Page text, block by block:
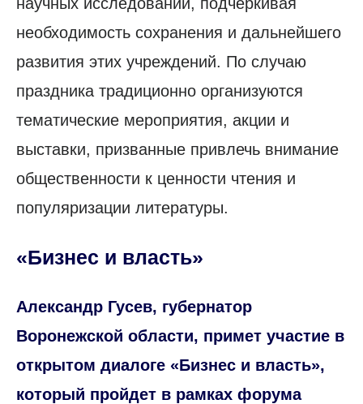
необходимость сохранения и дальнейшего
развития этих учреждений. По случаю
праздника традиционно организуются
тематические мероприятия, акции и
выставки, призванные привлечь внимание
общественности к ценности чтения и
популяризации литературы.
«Бизнес и власть»
Александр Гусев, губернатор
Воронежской области, примет участие в
открытом диалоге «Бизнес и власть»,
который пройдет в рамках форума